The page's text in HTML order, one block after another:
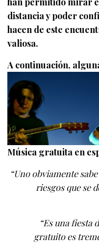
distancia y poder
hacen de este
valiosa.
A continuación,
Música gratuita en
“Uno obviamente
riesgos que se
“Es una fiesta
gratuito es